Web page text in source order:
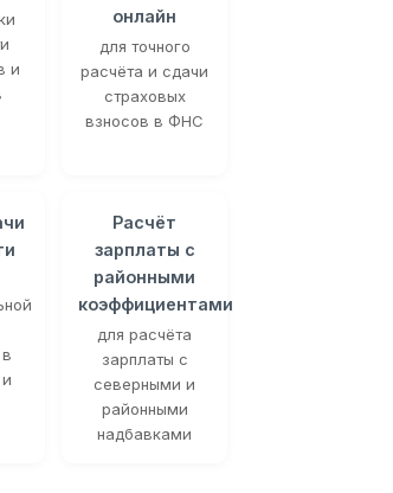
и
онлайн
для точного
расчёта и сдачи
страховых
взносов в ФНС
Расчёт
зарплаты с
районными
коэффициентами
для расчёта
зарплаты с
северными и
районными
надбавками